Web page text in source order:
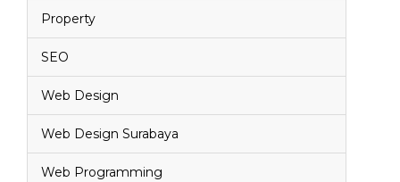
Property
SEO
Web Design
Web Design Surabaya
Web Programming